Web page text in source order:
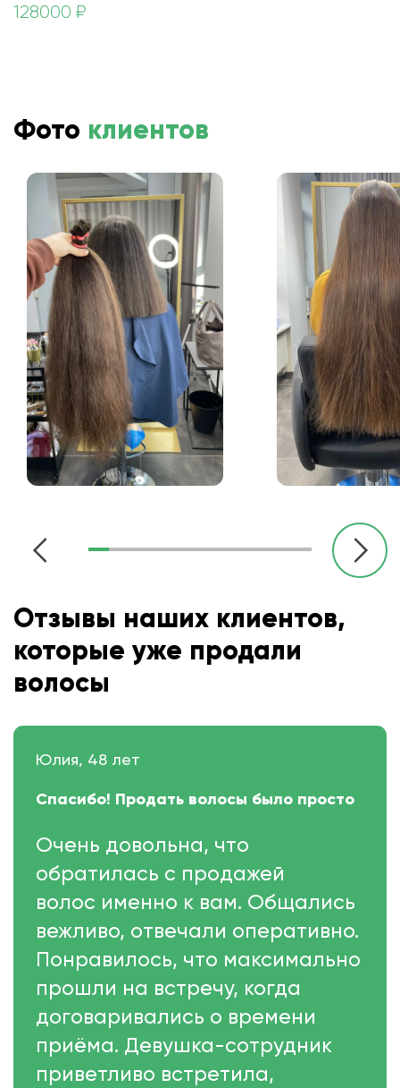
128000 ₽
Фото клиентов
Отзывы наших клиентов,
которые уже продали
волосы
Юлия, 48 лет
Спасибо! Продать волосы было просто
Очень довольна, что
обратилась с продажей
волос именно к вам. Общались
вежливо, отвечали оперативно.
Понравилось, что максимально
прошли на встречу, когда
договаривались о времени
приёма. Девушка-сотрудник
приветливо встретила,